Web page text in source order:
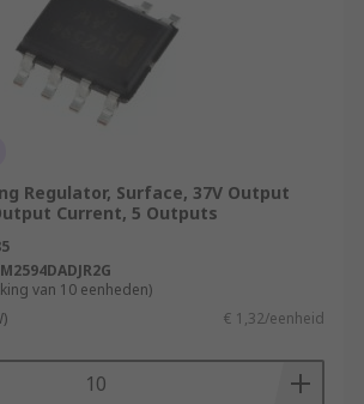
Regulator, Surface, 37V Output
Current, 5 Outputs
van 10 eenheden)
€ 1,32/eenheid